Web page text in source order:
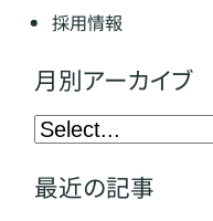
採用情報
月別アーカイブ
最近の記事